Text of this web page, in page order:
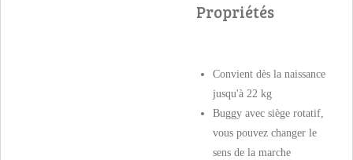
Propriétés
Convient dès la naissance
jusqu'à 22 kg
Buggy avec siège rotatif,
vous pouvez changer le
sens de la marche